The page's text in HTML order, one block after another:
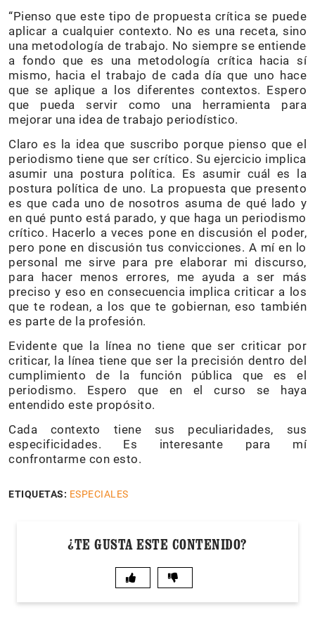
“Pienso que este tipo de propuesta crítica se puede
aplicar a cualquier contexto. No es una receta, sino
una metodología de trabajo. No siempre se entiende
a fondo que es una metodología crítica hacia sí
mismo, hacia el trabajo de cada día que uno hace
que se aplique a los diferentes contextos. Espero
que pueda servir como una herramienta para
mejorar una idea de trabajo periodístico.
Claro es la idea que suscribo porque pienso que el
periodismo tiene que ser crítico. Su ejercicio implica
asumir una postura política. Es asumir cuál es la
postura política de uno. La propuesta que presento
es que cada uno de nosotros asuma de qué lado y
en qué punto está parado, y que haga un periodismo
crítico. Hacerlo a veces pone en discusión el poder,
pero pone en discusión tus convicciones. A mí en lo
personal me sirve para pre elaborar mi discurso,
para hacer menos errores, me ayuda a ser más
preciso y eso en consecuencia implica criticar a los
que te rodean, a los que te gobiernan, eso también
es parte de la profesión.
Evidente que la línea no tiene que ser criticar por
criticar, la línea tiene que ser la precisión dentro del
cumplimiento de la función pública que es el
periodismo. Espero que en el curso se haya
entendido este propósito.
Cada contexto tiene sus peculiaridades, sus
especificidades. Es interesante para mí
confrontarme con esto.
ETIQUETAS: ESPECIALES
¿TE GUSTA ESTE CONTENIDO?